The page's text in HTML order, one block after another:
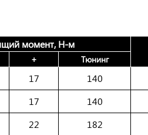
момент, Н-м
+ Тюнинг
17 140
17 140
22 182